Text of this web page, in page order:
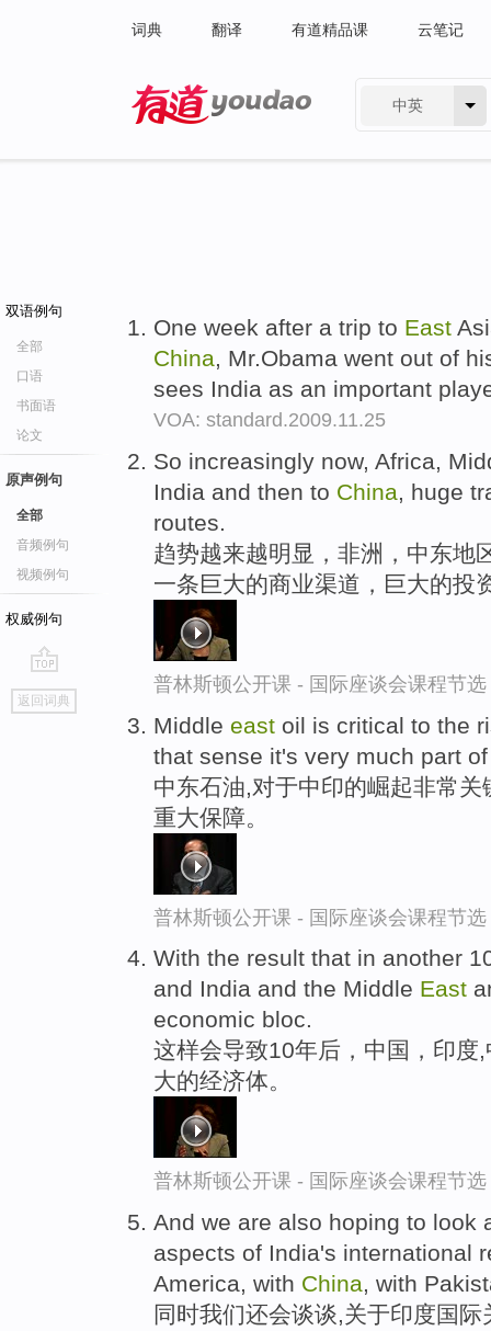
词典 翻译 有道精品课 云笔记
中英
双语例句
全部
口语
书面语
论文
原声例句
全部
音频例句
视频例句
权威例句
go
top
返回词典
One week after a trip to East
China, Mr.Obama went out of
sees India as an important
VOA: standard.2009.11.25
So increasingly now, Africa,
India and then to China, huge
routes.
趋势越来越明显，非洲，中东地
一条巨大的商业渠道，巨大的投
普林斯顿公开课 - 国际座谈会课程节选
Middle east oil is critical to the
that sense it's very much part
中东石油,对于中印的崛起非常
重大保障。
普林斯顿公开课 - 国际座谈会课程节选
With the result that in another
and India and the Middle East
economic bloc.
这样会导致10年后，中国，印度
大的经济体。
普林斯顿公开课 - 国际座谈会课程节选
And we are also hoping to look
aspects of India's international
America, with China, with
同时我们还会谈谈,关于印度国